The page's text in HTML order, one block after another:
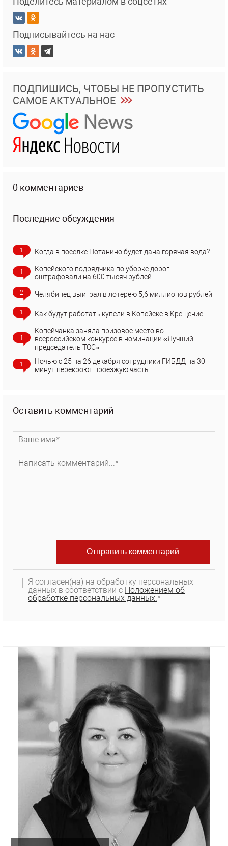
Подписывайтесь на нас
ПОДПИШИСЬ, ЧТОБЫ НЕ ПРОПУСТИТЬ
САМОЕ АКТУАЛЬНОЕ
0 комментариев
Последние обсуждения
1 Когда в поселке Потанино будет дана горячая вода?
1
Копейского подрядчика по уборке дорог
оштрафовали на 600 тысяч рублей
2 Челябинец выиграл в лотерею 5,6 миллионов рублей
1 Как будут работать купели в Копейске в Крещение
1
Копейчанка заняла призовое место во
всероссийском конкурсе в номинации «Лучший
председатель ТОС»
1
Ночью с 25 на 26 декабря сотрудники ГИБДД на 30
минут перекроют проезжую часть
Оставить комментарий
Я согласен(на) на обработку персональных
данных в соответствии с Положением об
обработке персональных данных.*